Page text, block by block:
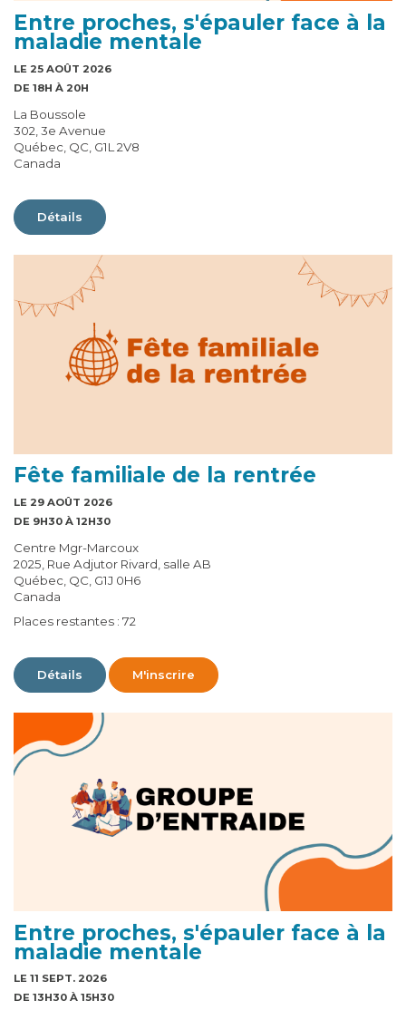
Entre proches, s'épauler face à la
maladie mentale
LE 25 AOÛT 2026
DE 18H À 20H
La Boussole
302, 3e Avenue
Québec, QC, G1L 2V8
Canada
Détails
Fête familiale de la rentrée
LE 29 AOÛT 2026
DE 9H30 À 12H30
Centre Mgr-Marcoux
2025, Rue Adjutor Rivard, salle AB
Québec, QC, G1J 0H6
Canada
Places restantes : 72
Détails M'inscrire
Entre proches, s'épauler face à la
maladie mentale
LE 11 SEPT. 2026
DE 13H30 À 15H30